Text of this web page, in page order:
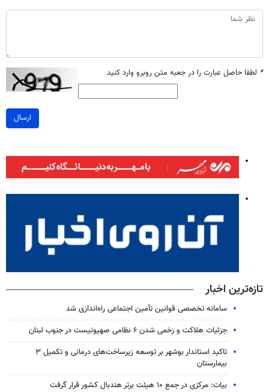
* لطفا حاصل عبارت را در جعبه متن روبرو وارد کنید
ارسال
تازه‌ترین اخبار
سامانه تخصصی قوانین تأمین اجتماعی راه‌اندازی شد
جزئیات هلاکت و زخمی شدن ۶ نظامی صهیونیست در جنوب لبنان
تاکید استاندار بوشهر بر توسعه زیرساخت‌های درمانی و تکمیل ۳
بیمارستان
بیات: مرکزی در جمع ۱۰ هیئت برتر هندبال کشور قرار گرفت